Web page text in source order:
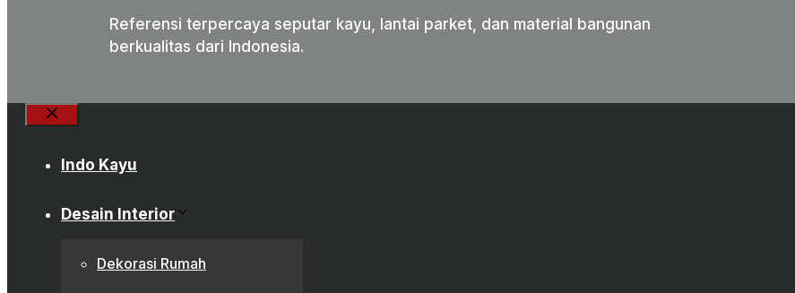
Referensi terpercaya seputar kayu, lantai parket, dan material bangunan
berkualitas dari Indonesia.
Indo Kayu
Desain Interior
Dekorasi Rumah